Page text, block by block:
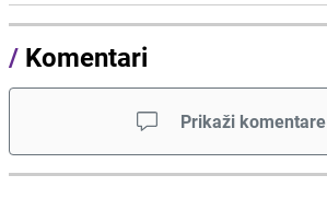
/ Komentari
Prikaži komentare